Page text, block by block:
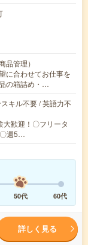
品管理）
に合わせてお仕事を
の箱詰め・…
キル不要 / 英語力不
大歓迎！〇フリータ
週5…
50代 60代
詳しく見る